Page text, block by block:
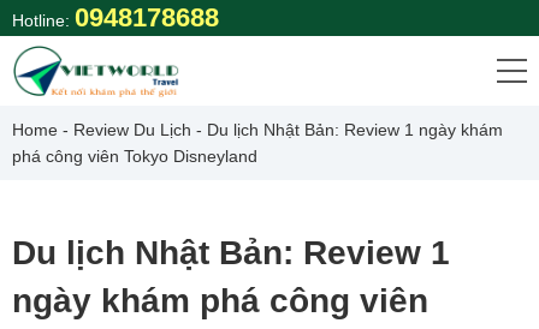
Skip
to
content
Hotline: 0948178688
Home - Review Du Lịch - Du lịch Nhật Bản: Review 1 ngày khám
phá công viên Tokyo Disneyland
Du lịch Nhật Bản: Review 1
ngày khám phá công viên